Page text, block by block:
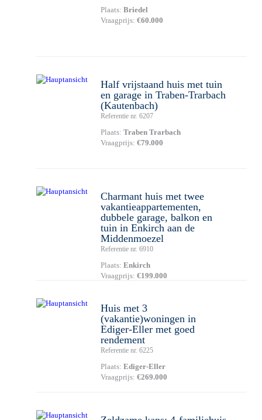
Plaats: Briedel
Vraagprijs: €60.000
Half vrijstaand huis met tuin
en garage in Traben-Trarbach
(Kautenbach)
Referentie nr. 6207
Plaats: Traben Trarbach
Vraagprijs: €79.000
Charmant huis met twee
vakantieappartementen,
dubbele garage, balkon en
tuin in Enkirch aan de
Middenmoezel
Referentie nr. 6910
Plaats: Enkirch
Vraagprijs: €199.000
Huis met 3
(vakantie)woningen in
Ediger-Eller met goed
rendement
Referentie nr. 6225
Plaats: Ediger-Eller
Vraagprijs: €269.000